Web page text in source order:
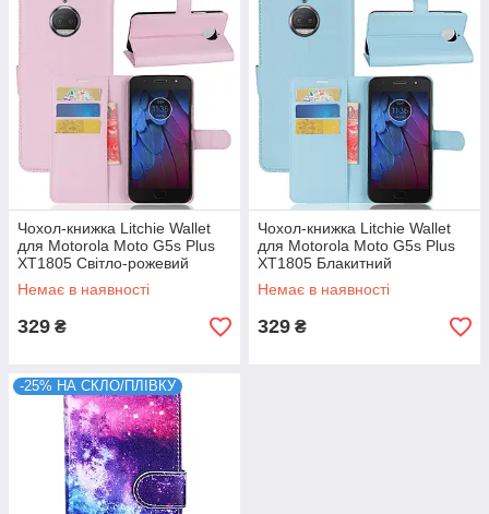
Чохол-книжка Litchie Wallet
для Motorola Moto G5s Plus
XT1805 Світло-рожевий
Немає в наявності
329 ₴
Чохол-книжка Litchie Wallet
для Motorola Moto G5s Plus
XT1805 Блакитний
Немає в наявності
329 ₴
-25% НА СКЛО/ПЛІВКУ